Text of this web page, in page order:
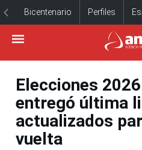
Bicentenario Perfiles
Elecciones
entregó última
actualizados
vuelta